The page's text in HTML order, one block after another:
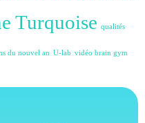
Turquoise qualités
du nouvel an U-lab vidéo brain gym